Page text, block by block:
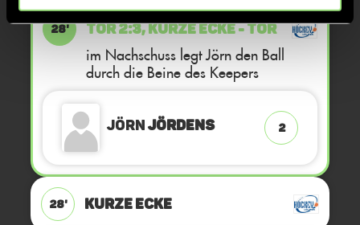
28' TOR 2:3, KURZE ECKE - TOR
im Nachschuss legt Jörn den Ball
durch die Beine des Keepers
JörnJördens 2
28' KURZE ECKE